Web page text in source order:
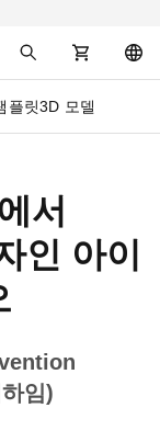
플릿3D 모델
서
인 아이
임)